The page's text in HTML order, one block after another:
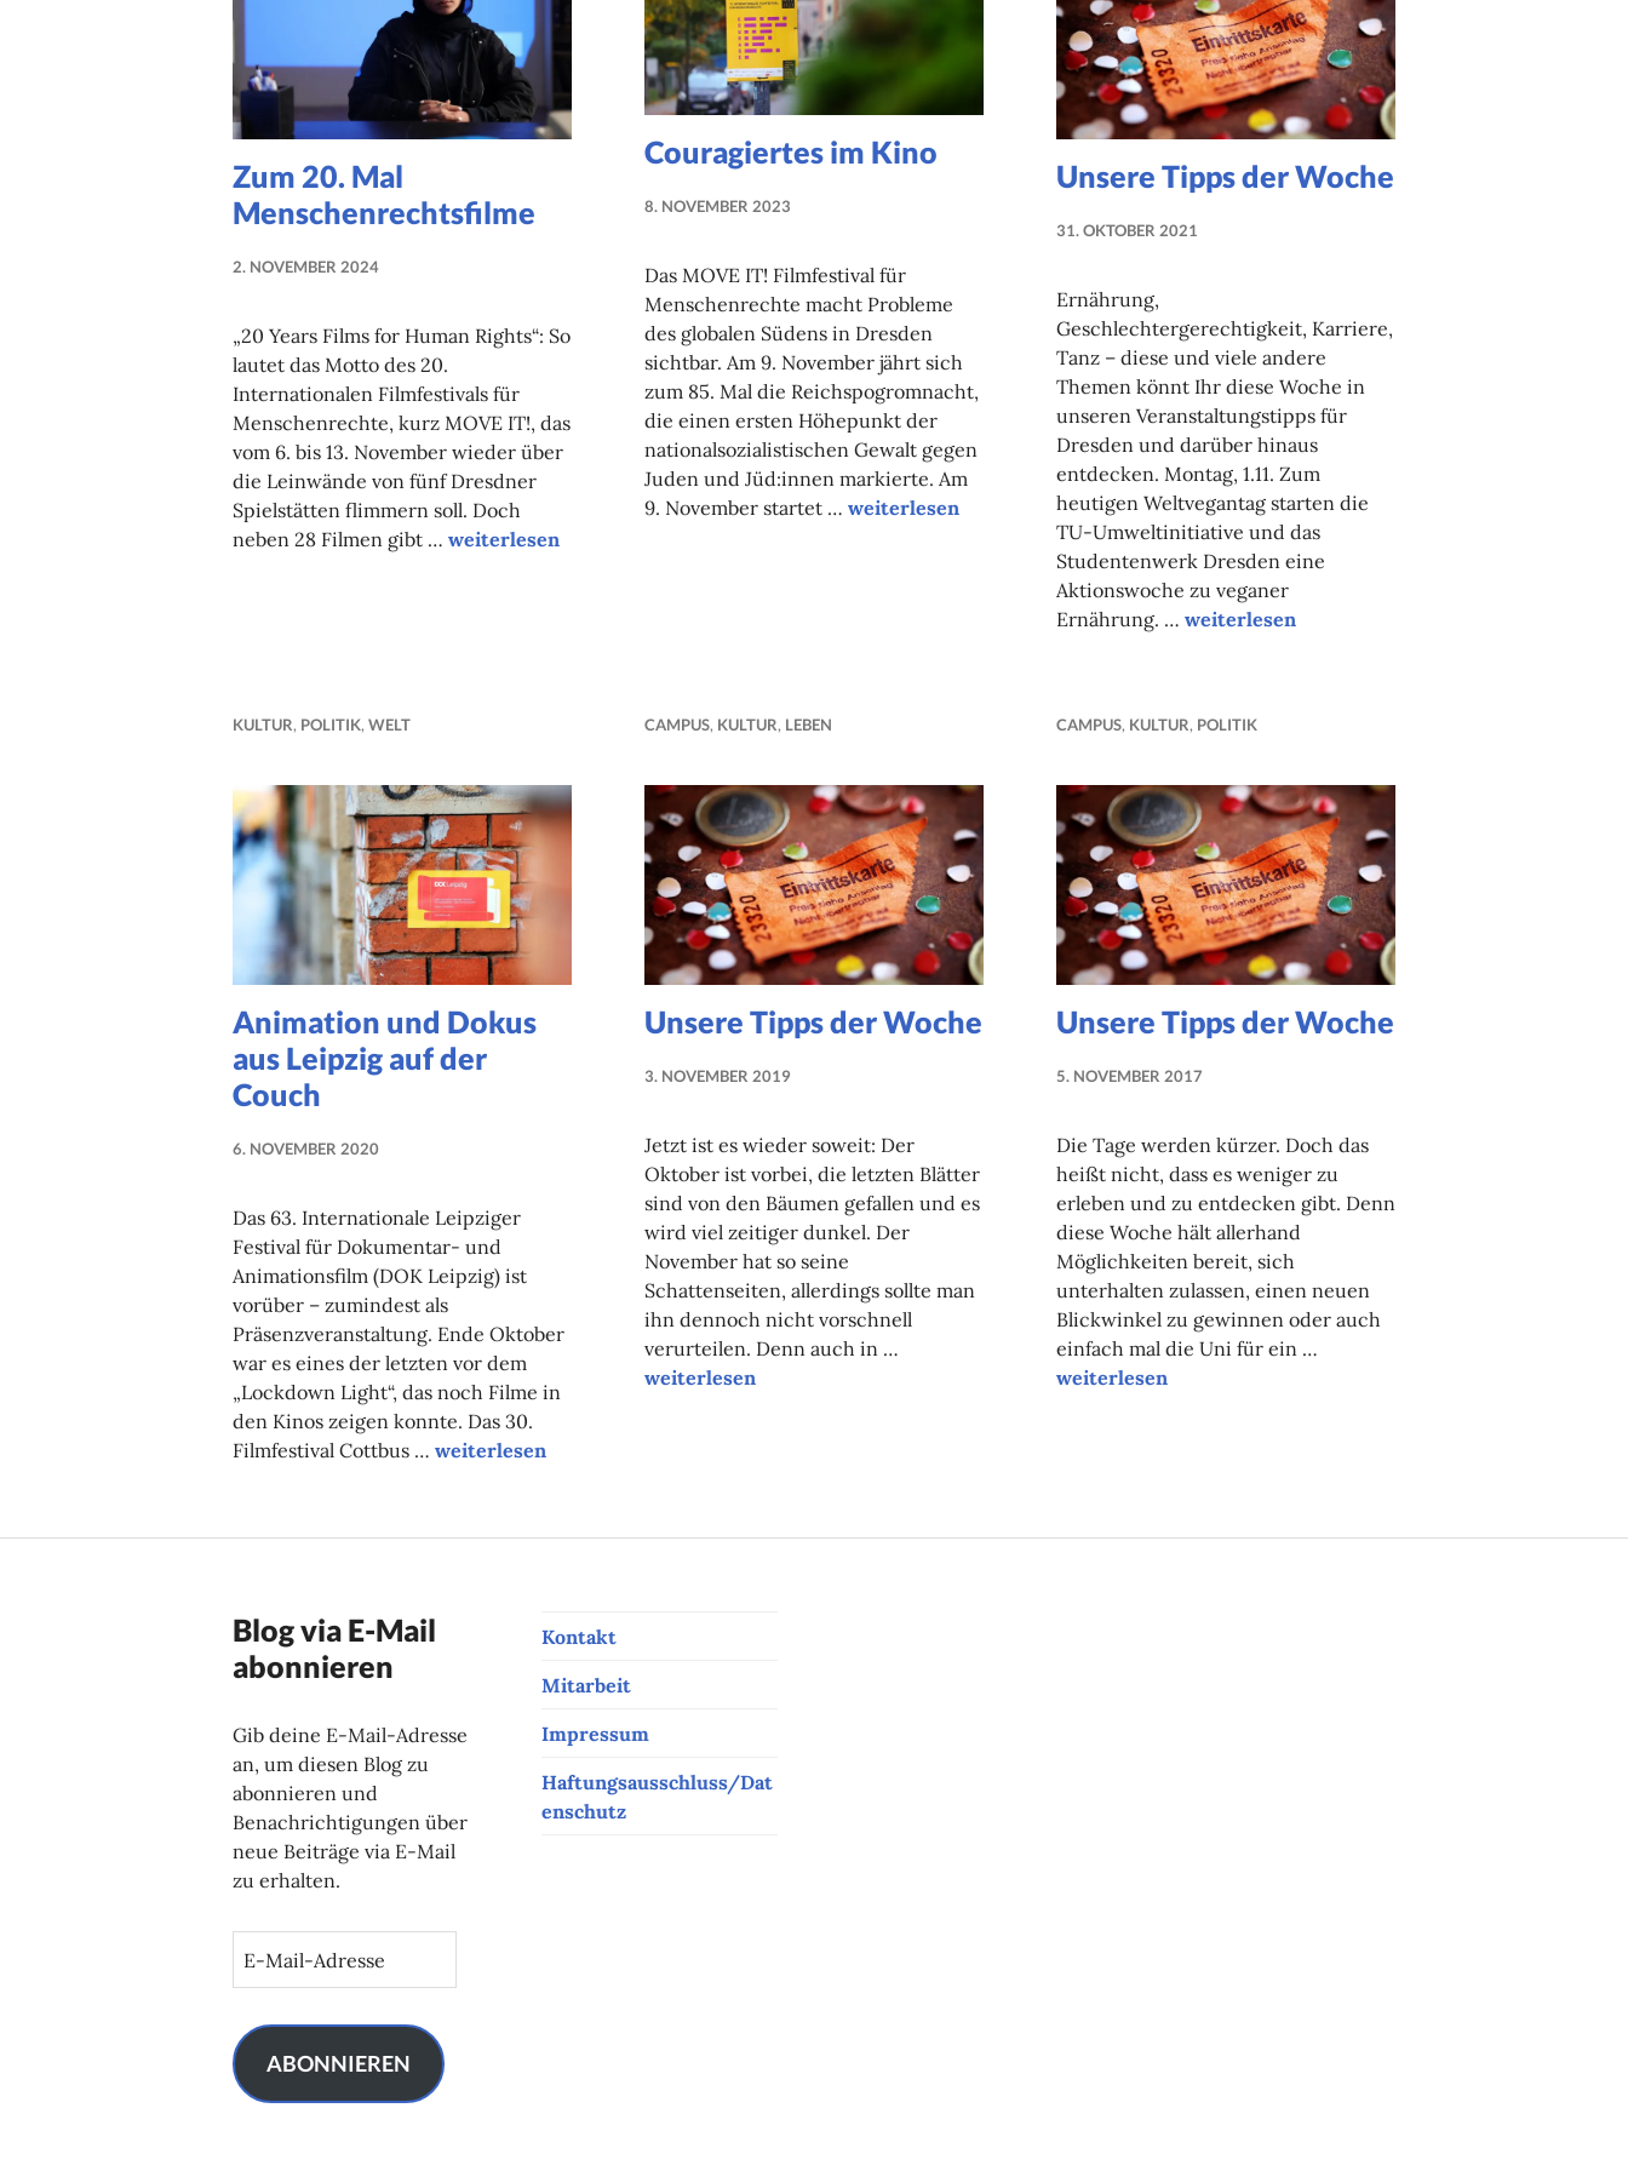
Zum 20. Mal
Menschenrechtsfilme
2. NOVEMBER 2024
„20 Years Films for Human Rights“: So
lautet das Motto des 20.
Internationalen Filmfestivals für
Menschenrechte, kurz MOVE IT!, das
vom 6. bis 13. November wieder über
die Leinwände von fünf Dresdner
Spielstätten flimmern soll. Doch
neben 28 Filmen gibt … Zum 20. Mal Menschenrechtsfilme
weiterlesen
Couragiertes im Kino
8. NOVEMBER 2023
Das MOVE IT! Filmfestival für
Menschenrechte macht Probleme
des globalen Südens in Dresden
sichtbar. Am 9. November jährt sich
zum 85. Mal die Reichspogromnacht,
die einen ersten Höhepunkt der
nationalsozialistischen Gewalt gegen
Juden und Jüd:innen markierte. Am
9. November startet … Couragiertes im Kino
weiterlesen
Unsere Tipps der Woche
31. OKTOBER 2021
Ernährung,
Geschlechtergerechtigkeit, Karriere,
Tanz – diese und viele andere
Themen könnt Ihr diese Woche in
unseren Veranstaltungstipps für
Dresden und darüber hinaus
entdecken. Montag, 1.11. Zum
heutigen Weltvegantag starten die
TU-Umweltinitiative und das
Studentenwerk Dresden eine
Aktionswoche zu veganer
Ernährung. … Unsere Tipps der Woche
weiterlesen
KULTUR, POLITIK, WELT
Animation und Dokus
aus Leipzig auf der
Couch
6. NOVEMBER 2020
Das 63. Internationale Leipziger
Festival für Dokumentar- und
Animationsfilm (DOK Leipzig) ist
vorüber – zumindest als
Präsenzveranstaltung. Ende Oktober
war es eines der letzten vor dem
„Lockdown Light“, das noch Filme in
den Kinos zeigen konnte. Das 30.
Filmfestival Cottbus … Animation und Dokus aus Leipzig auf der Couch
weiterlesen
CAMPUS, KULTUR, LEBEN
Unsere Tipps der Woche
3. NOVEMBER 2019
Jetzt ist es wieder soweit: Der
Oktober ist vorbei, die letzten Blätter
sind von den Bäumen gefallen und es
wird viel zeitiger dunkel. Der
November hat so seine
Schattenseiten, allerdings sollte man
ihn dennoch nicht vorschnell
verurteilen. Denn auch in …
Unsere Tipps der Woche
weiterlesen
CAMPUS, KULTUR, POLITIK
Unsere Tipps der Woche
5. NOVEMBER 2017
Die Tage werden kürzer. Doch das
heißt nicht, dass es weniger zu
erleben und zu entdecken gibt. Denn
diese Woche hält allerhand
Möglichkeiten bereit, sich
unterhalten zulassen, einen neuen
Blickwinkel zu gewinnen oder auch
einfach mal die Uni für ein …
Unsere Tipps der Woche
weiterlesen
Blog via E-Mail
abonnieren
Gib deine E-Mail-Adresse
an, um diesen Blog zu
abonnieren und
Benachrichtigungen über
neue Beiträge via E-Mail
zu erhalten.
i
ABONNIEREN
Kontakt
Mitarbeit
Impressum
Haftungsausschluss/Dat
enschutz